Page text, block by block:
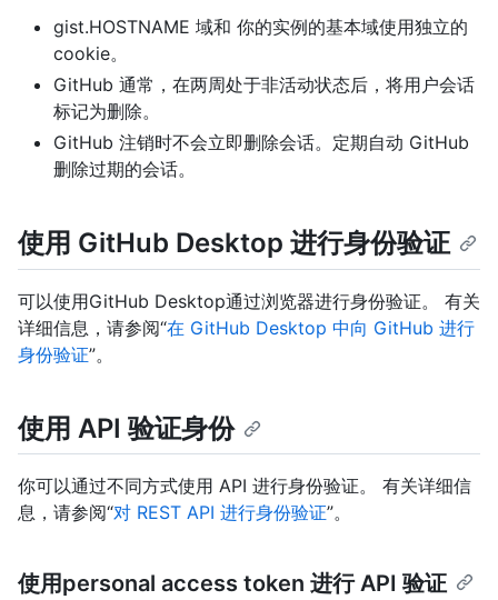
gist.HOSTNAME 域和 你的实例的基本域使用独立的
cookie。
GitHub 通常，在两周处于非活动状态后，将用户会话
标记为删除。
GitHub 注销时不会立即删除会话。定期自动 GitHub
删除过期的会话。
使用 GitHub Desktop 进行身份验证
可以使用GitHub Desktop通过浏览器进行身份验证。 有关
详细信息，请参阅“在 GitHub Desktop 中向 GitHub 进行
身份验证”。
使用 API 验证身份
你可以通过不同方式使用 API 进行身份验证。 有关详细信
息，请参阅“对 REST API 进行身份验证”。
使用personal access token 进行 API 验证